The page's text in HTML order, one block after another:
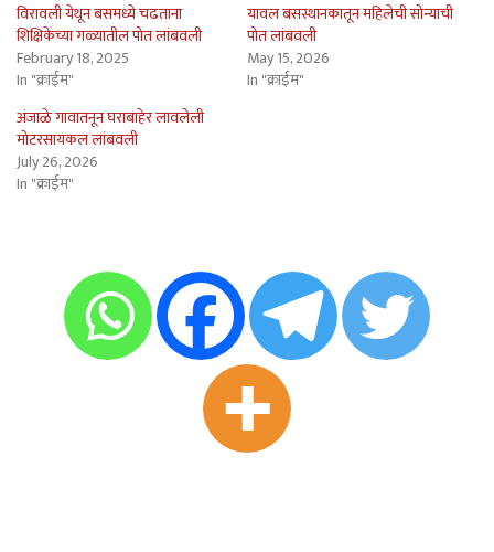
विरावली येथून बसमध्ये चढताना
शिक्षिकेच्या गळ्यातील पोत लांबवली
February 18, 2025
In "क्राईम"
यावल बसस्थानकातून महिलेची सोन्याची
पोत लांबवली
May 15, 2026
In "क्राईम"
अंजाळे गावातनून घराबाहेर लावलेली
मोटरसायकल लांबवली
July 26, 2026
In "क्राईम"